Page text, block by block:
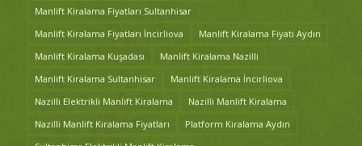
Manlift Kiralama Fiyatları Sultanhisar
Manlift Kiralama Fiyatları İncirliova
Manlift Kiralama Fiyatı Aydın
Manlift Kiralama Kuşadası
Manlift Kiralama Nazilli
Manlift Kiralama Sultanhisar
Manlift Kiralama İncirliova
Nazilli Elektrikli Manlift Kiralama
Nazilli Manlift Kiralama
Nazilli Manlift Kiralama Fiyatları
Platform Kiralama Aydın